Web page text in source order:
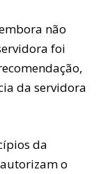
não
foi
da servidora
da
o